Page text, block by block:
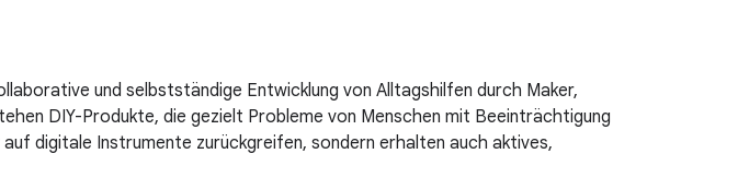
und selbstständige Entwicklung von Alltagshilfen durch Maker,
DIY-Produkte, die gezielt Probleme von Menschen mit Beeinträchtigung
digitale Instrumente zurückgreifen, sondern erhalten auch aktives,